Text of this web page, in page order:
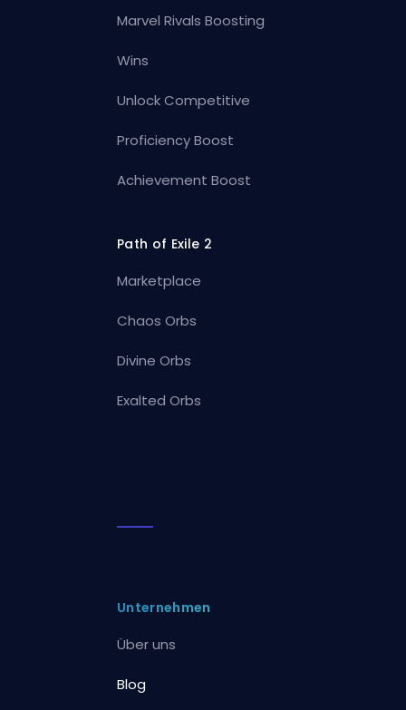
Marvel Rivals Boosting
Wins
Unlock Competitive
Proficiency Boost
Achievement Boost
Path of Exile 2
Marketplace
Chaos Orbs
Divine Orbs
Exalted Orbs
Unternehmen
Über uns
Blog